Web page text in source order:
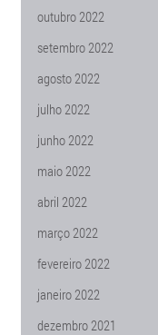
outubro 2022
setembro 2022
agosto 2022
julho 2022
junho 2022
maio 2022
abril 2022
março 2022
fevereiro 2022
janeiro 2022
dezembro 2021